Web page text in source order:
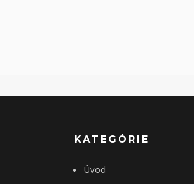
KATEGÓRIE
Úvod